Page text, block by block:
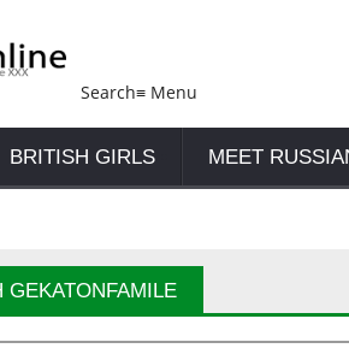
Search≡ Menu
BRITISH GIRLS MEET
GEKATONFAMILE